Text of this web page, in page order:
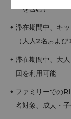
ーを含む）
滞在期間中、キ
（大人2名およ
滞在期間中、大
回を利用可能
ファミリーでの
名対象、成人・子